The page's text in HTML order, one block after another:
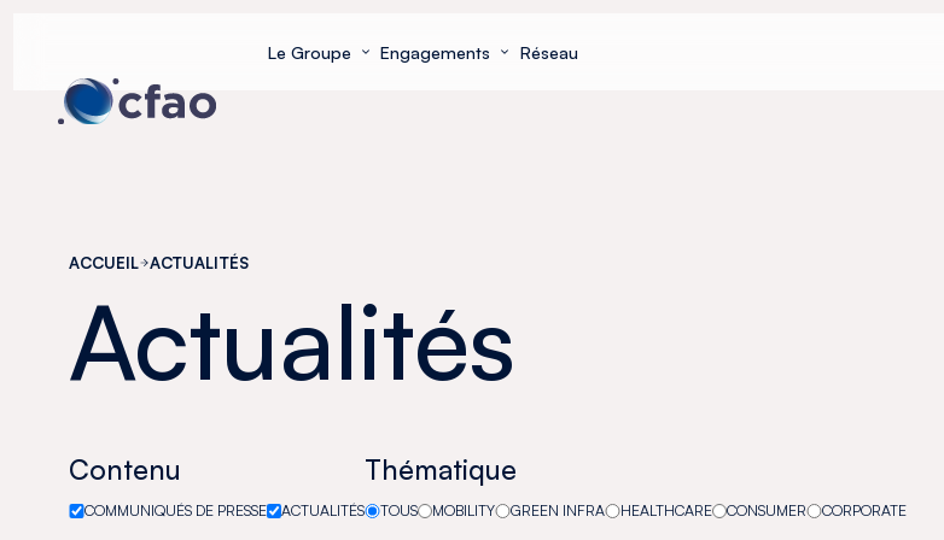
Le Groupe Engagements Réseau
ACCUEIL ACTUALITÉS
Actualités
Contenu
COMMUNIQUÉS DE PRESSE ACTUALITÉS
Thématique
TOUS MOBILITY GREEN INFRA HEALTHCARE CONSUMER CORPORATE